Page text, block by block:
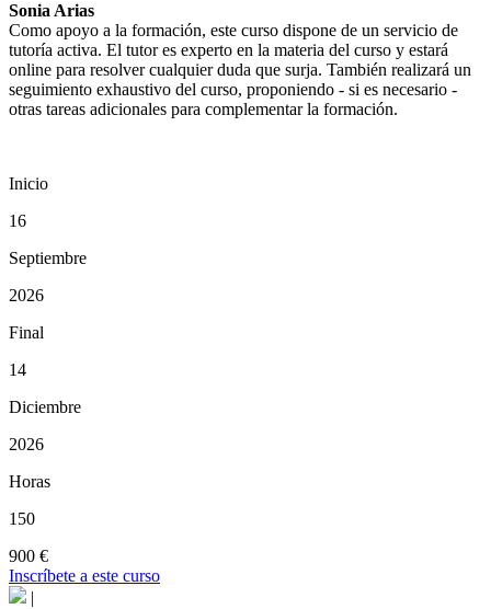
Sonia Arias
Como apoyo a la formación, este curso dispone de un servicio de
tutoría activa. El tutor es experto en la materia del curso y estará
online para resolver cualquier duda que surja. También realizará un
seguimiento exhaustivo del curso, proponiendo - si es necesario -
otras tareas adicionales para complementar la formación.
Inicio
16
Septiembre
2026
Final
14
Diciembre
2026
Horas
150
900 €
Inscríbete a este curso
|